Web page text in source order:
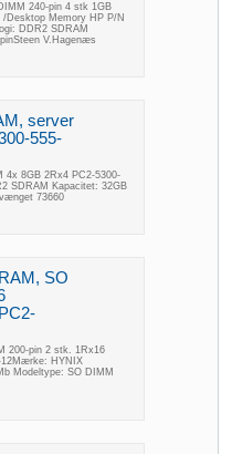
240-pin 4 stk 1GB
Desktop Memory HP P/N
DDR2 SDRAM
V.Hagenæs
server
555-
4x 8GB 2Rx4 PC2-5300-
SDRAM Kapacitet: 32GB
73660
SO
200-pin 2 stk. 1Rx16
12Mærke: HYNIX
Modeltype: SO DIMM